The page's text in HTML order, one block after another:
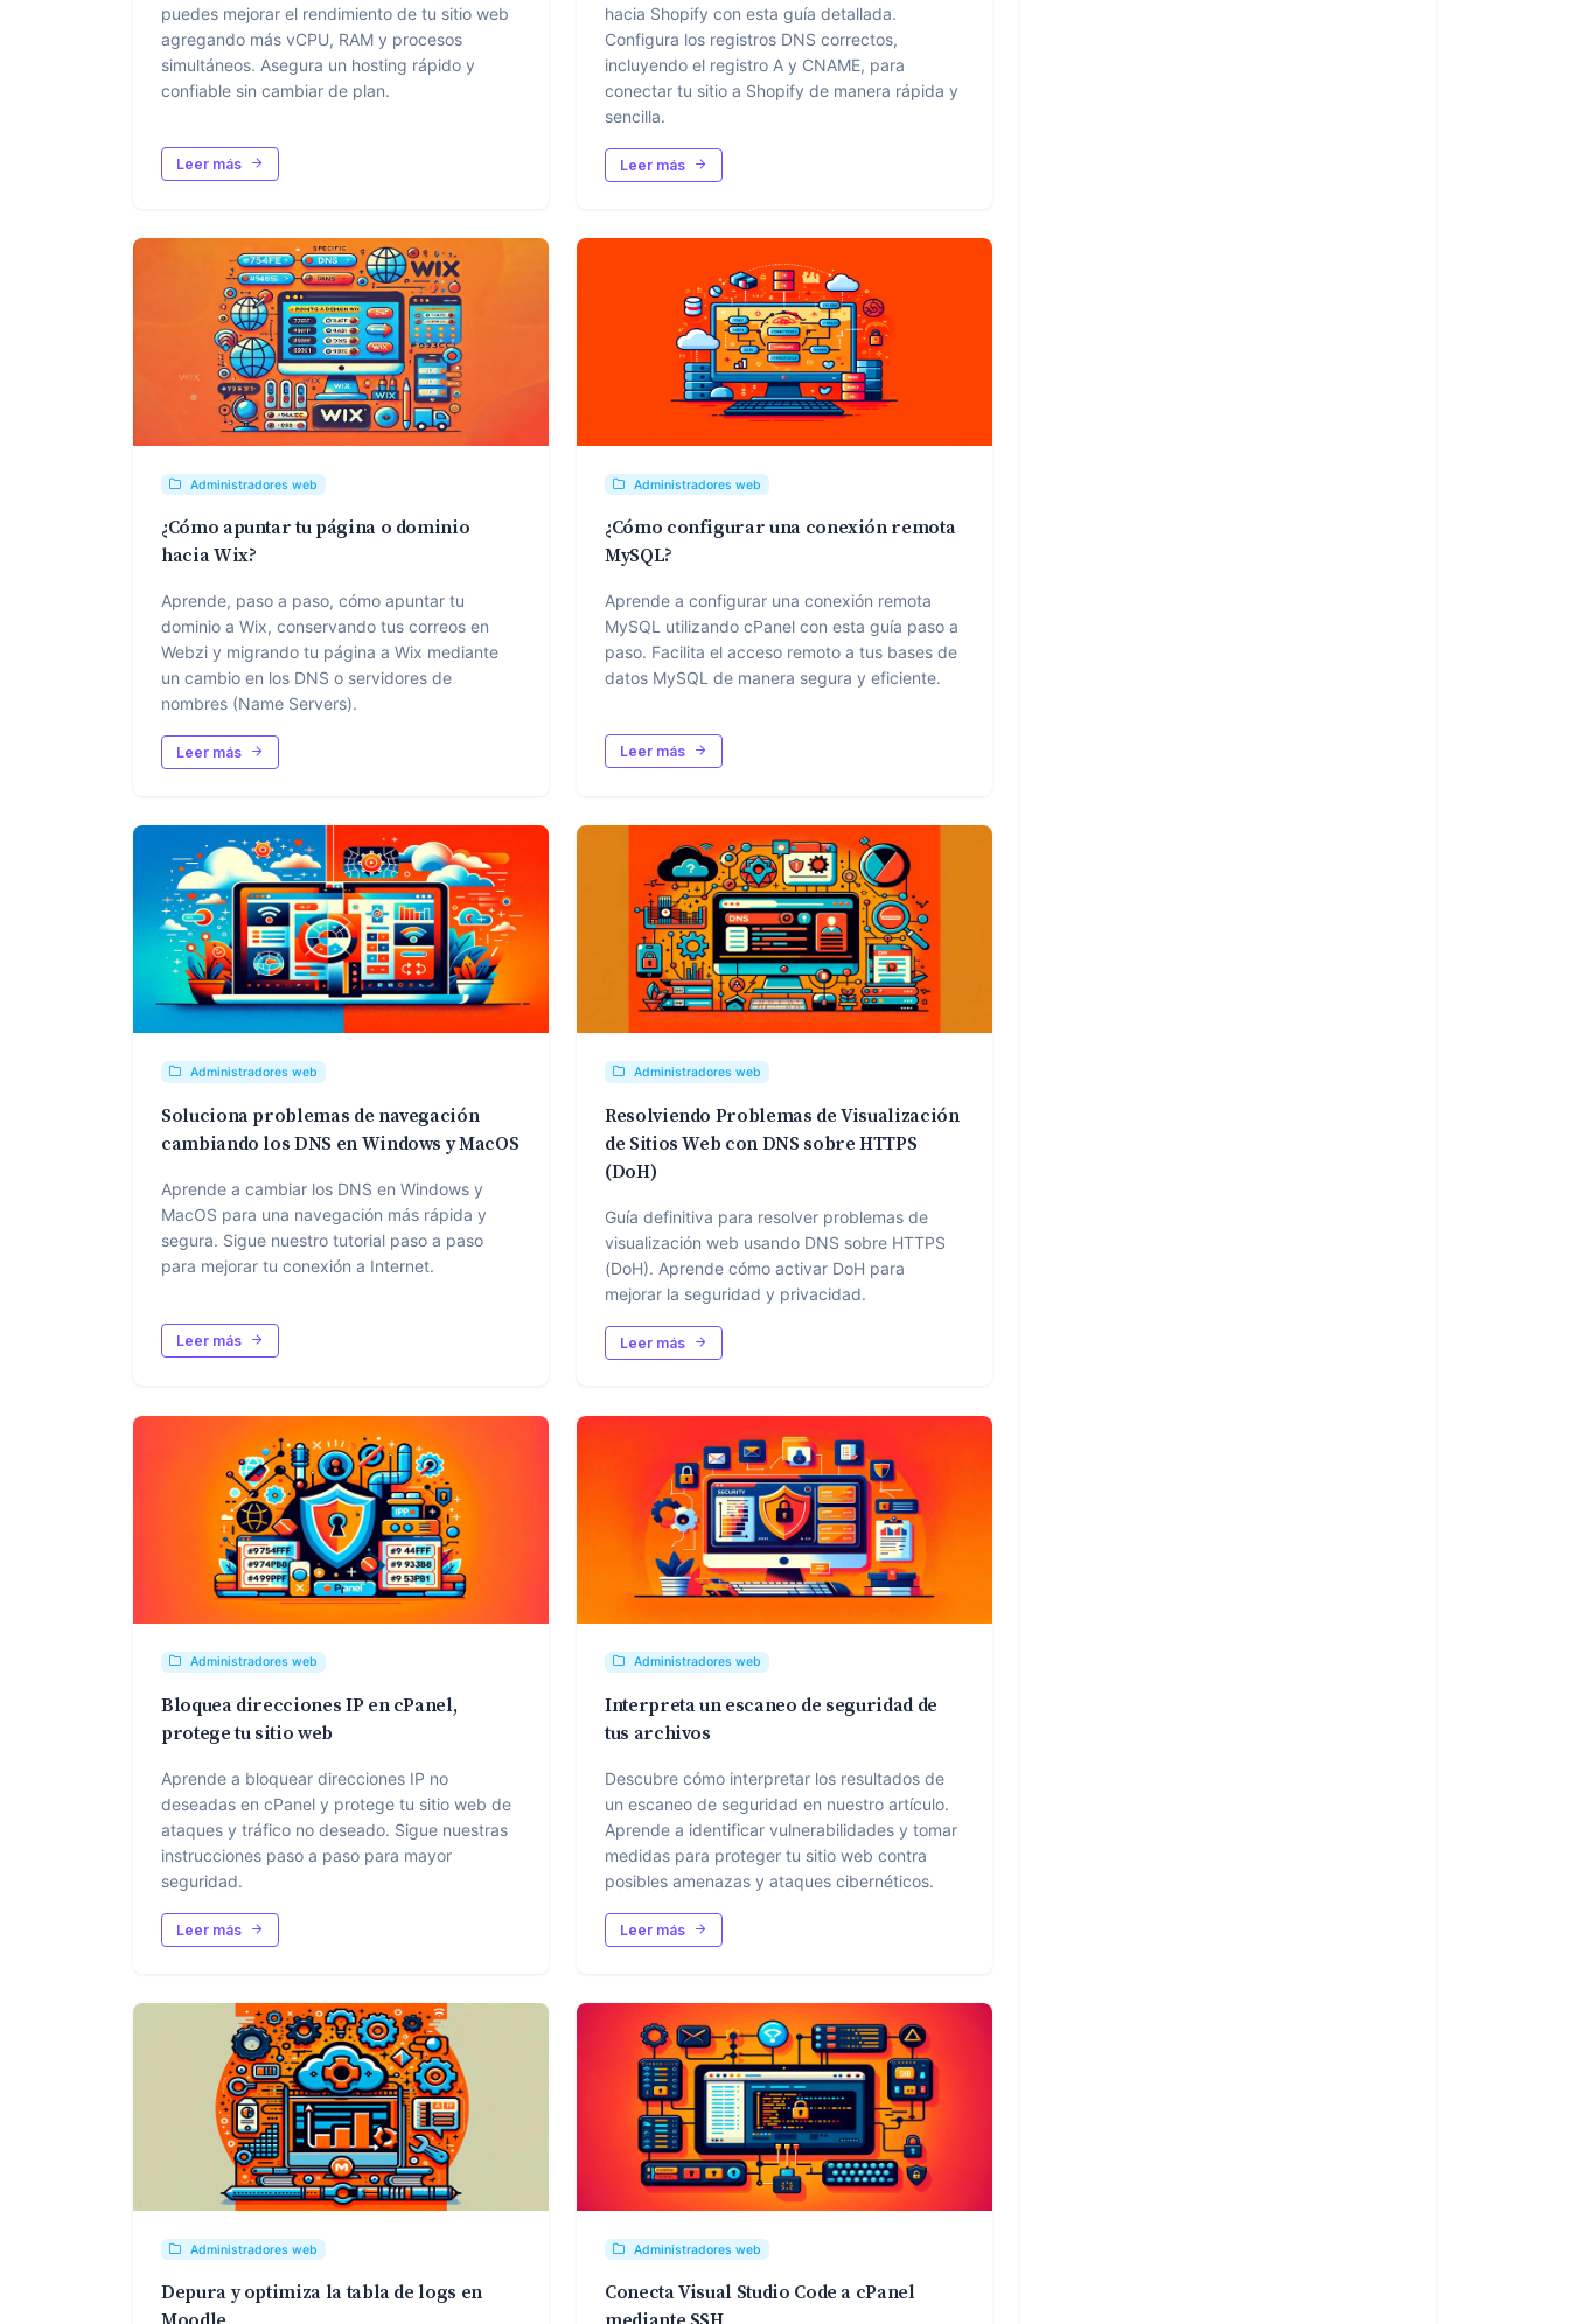
puedes mejorar el rendimiento de tu sitio web
agregando más vCPU, RAM y procesos
simultáneos. Asegura un hosting rápido y
confiable sin cambiar de plan.
Leer más
hacia Shopify con esta guía detallada.
Configura los registros DNS correctos,
incluyendo el registro A y CNAME, para
conectar tu sitio a Shopify de manera rápida y
sencilla.
Leer más
Administradores web
¿Cómo apuntar tu página o dominio
hacia Wix?
Aprende, paso a paso, cómo apuntar tu
dominio a Wix, conservando tus correos en
Webzi y migrando tu página a Wix mediante
un cambio en los DNS o servidores de
nombres (Name Servers).
Leer más
Administradores web
¿Cómo configurar una conexión remota
MySQL?
Aprende a configurar una conexión remota
MySQL utilizando cPanel con esta guía paso a
paso. Facilita el acceso remoto a tus bases de
datos MySQL de manera segura y eficiente.
Leer más
Administradores web
Soluciona problemas de navegación
cambiando los DNS en Windows y MacOS
Aprende a cambiar los DNS en Windows y
MacOS para una navegación más rápida y
segura. Sigue nuestro tutorial paso a paso
para mejorar tu conexión a Internet.
Leer más
Administradores web
Resolviendo Problemas de Visualización
de Sitios Web con DNS sobre HTTPS
(DoH)
Guía definitiva para resolver problemas de
visualización web usando DNS sobre HTTPS
(DoH). Aprende cómo activar DoH para
mejorar la seguridad y privacidad.
Leer más
Administradores web
Bloquea direcciones IP en cPanel,
protege tu sitio web
Aprende a bloquear direcciones IP no
deseadas en cPanel y protege tu sitio web de
ataques y tráfico no deseado. Sigue nuestras
instrucciones paso a paso para mayor
seguridad.
Leer más
Administradores web
Interpreta un escaneo de seguridad de
tus archivos
Descubre cómo interpretar los resultados de
un escaneo de seguridad en nuestro artículo.
Aprende a identificar vulnerabilidades y tomar
medidas para proteger tu sitio web contra
posibles amenazas y ataques cibernéticos.
Leer más
Administradores web
Depura y optimiza la tabla de logs en
Administradores web
Conecta Visual Studio Code a cPanel